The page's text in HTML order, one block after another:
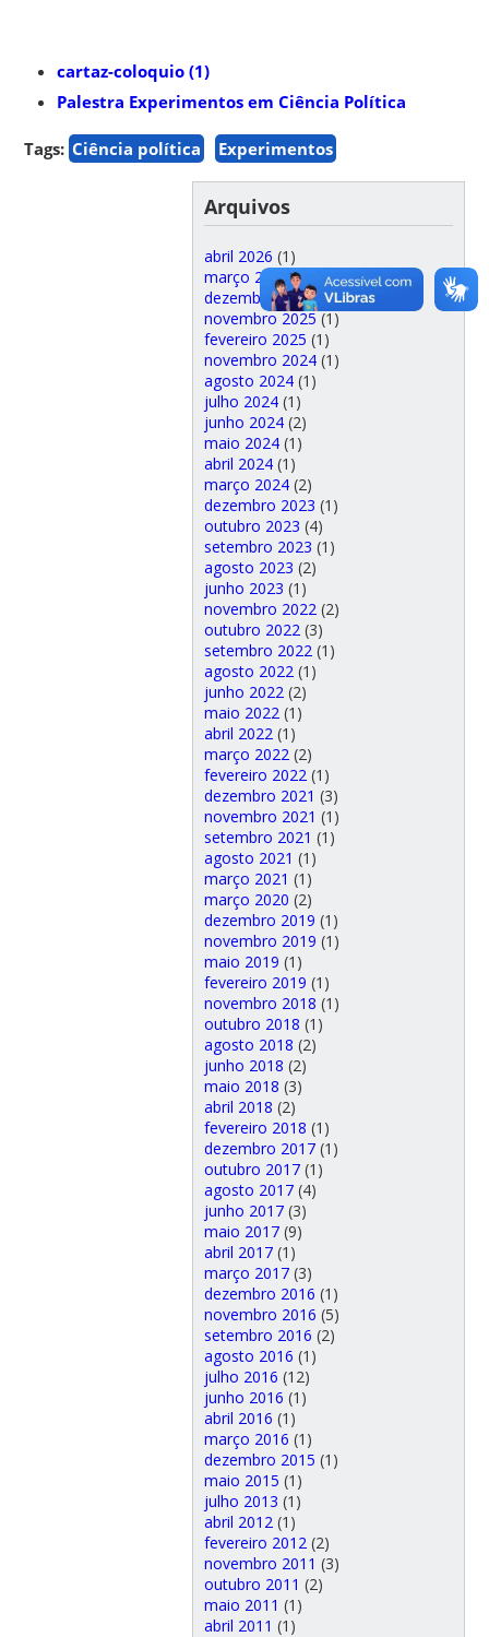
cartaz-coloquio (1)
Palestra Experimentos em Ciência Política
Tags: Ciência política Experimentos
Arquivos
abril 2026 (1)
março 2026 (1)
dezembro 2025(1)
novembro 2025(1)
fevereiro 2025 (1)
novembro 2024(1)
agosto 2024(1)
julho 2024(1)
junho 2024(2)
maio 2024(1)
abril 2024(1)
março 2024(2)
dezembro 2023 (1)
outubro 2023 (4)
setembro 2023 (1)
agosto 2023 (2)
junho 2023 (1)
novembro 2022 (2)
outubro 2022 (3)
setembro 2022 (1)
agosto 2022 (1)
junho 2022 (2)
maio 2022 (1)
abril 2022 (1)
março 2022 (2)
fevereiro 2022 (1)
dezembro 2021 (3)
novembro 2021 (1)
setembro 2021 (1)
agosto 2021 (1)
março 2021 (1)
março 2020 (2)
dezembro 2019 (1)
novembro 2019 (1)
maio 2019 (1)
fevereiro 2019 (1)
novembro 2018 (1)
outubro 2018 (1)
agosto 2018 (2)
junho 2018 (2)
maio 2018 (3)
abril 2018 (2)
fevereiro 2018 (1)
dezembro 2017(1)
outubro 2017(1)
agosto 2017(4)
junho 2017(3)
maio 2017(9)
abril 2017(1)
março 2017(3)
dezembro 2016 (1)
novembro 2016 (5)
setembro 2016 (2)
agosto 2016 (1)
julho 2016 (12)
junho 2016 (1)
abril 2016 (1)
março 2016 (1)
dezembro 2015 (1)
maio 2015 (1)
julho 2013 (1)
abril 2012 (1)
fevereiro 2012 (2)
novembro 2011 (3)
outubro 2011 (2)
maio 2011 (1)
abril 2011 (1)